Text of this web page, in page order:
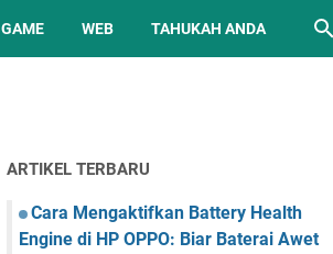
GAME WEB TAHUKAH ANDA
ARTIKEL TERBARU
Cara Mengaktifkan Battery Health
Engine di HP OPPO: Biar Baterai Awet